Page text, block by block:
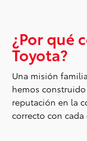
¿Por qué
Toyota?
Una misión
hemos
reputación en la
correcto con cada